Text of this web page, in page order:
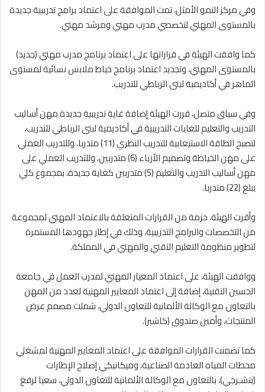
وفي مركز النمو الأمثل، تمت الموافقة على اعتماد برامج تدريبية جديدة
بالمستوى المهني لتخصصي مدرب مهني ومرشد مهني.
كما وافقت الهيئة في قراراتها على اعتماد برنامج مدرب مهني (جديد)
بالمستوى المهني، وتجديد اعتماد برنامج خياط ملابس نسائية لمستوى
الماهر في أكاديمية لبنى الرباطي للتدريب.
وفي سياق متصل، قررت الهيئة إضافة غاية تدريبية جديدة مهن أساليب
التدريب والتعليم للغايات التدريبية في أكاديمية لبنى الرباطي للتدريب،
لتصبح الطاقة الاستيعابية للتدريب النظري (11) متدربا، وللتدريب العملي
على مهن الخياطة وتصميم الأزياء (6) متدربين، وللتدريب العملي على
مهن أساليب التدريب والتعليم (5) متدربين كغاية جديدة، بمجموع كلي
يبلغ (22) متدربا.
وأقرت الهيئة، حزمة من القرارات المتعلقة بالاعتماد المهني لمجموعة
من التخصصات والبرامج التدريبية، وذلك في إطار جهودها المستمرة
لتطوير منظومة التعليم التقني والمهني في المملكة.
​ووافقت الهيئة، على اعتماد المعيار المهني لمدرب العمل في جامعة
الحسين التقنية، إضافة إلى اعتماد المعايير المهنية لعدد من المهن
بالتعاون مع الوكالة الألمانية للتعاون الدولي، شملت مصمم عرض
المنتجات، وأمين صندوق (كاشير).
​كما تضمنت القرارات الموافقة على اعتماد المعايير المهنية لمشغلي
محطات المياه العادمة الصناعية، وميكانيكي إصلاح الإطارات
(بنشـرجي)، بالتعاون مع الوكالة الألمانية للتعاون الدولي، سعيا لرفع